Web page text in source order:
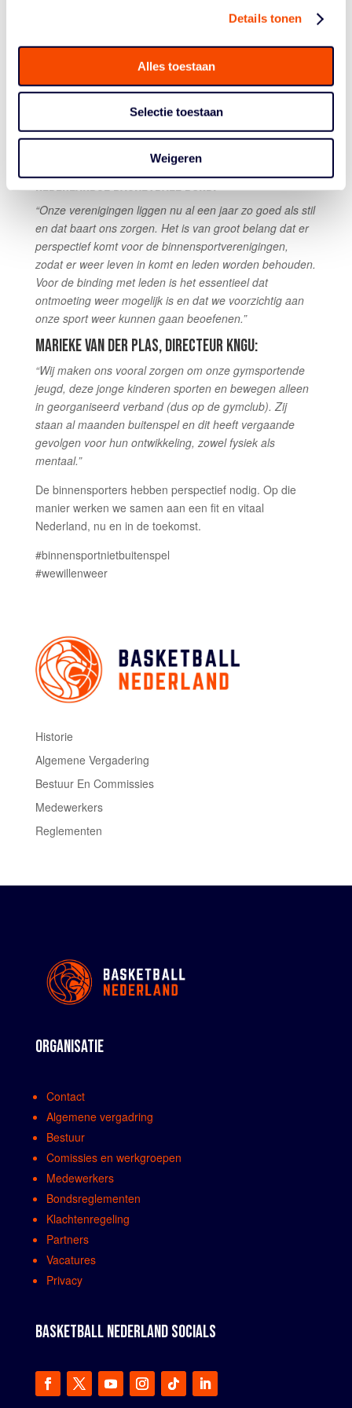
Details tonen
Alles toestaan
Selectie toestaan
Weigeren
hebben voor de helft van sportend Nederland die nu
brief staan klaar met alle binnensportsportclubs,
zwembaden, sport- en dansscholen om ook deze groep
een gezond en veilig sportaanbod te bieden en zo ook
deze sportinfrastructuur levend te houden. Dat hoeft niet
verminderde risico door het vaccineren en testen.
SIMONE VOLMER, ALGEMEEN DIRECTEUR
NEDERLANDSE BASKETBALL BOND:
“Onze verenigingen liggen nu al een jaar zo goed als stil
en dat baart ons zorgen. Het is van groot belang dat er
perspectief komt voor de binnensportverenigingen,
zodat er weer leven in komt en leden worden behouden.
Voor de binding met leden is het essentieel dat
ontmoeting weer mogelijk is en dat we voorzichtig aan
onze sport weer kunnen gaan beoefenen.”
MARIEKE VAN DER PLAS, DIRECTEUR KNGU:
“Wij maken ons vooral zorgen om onze gymsportende
jeugd, deze jonge kinderen sporten en bewegen alleen
in georganiseerd verband (dus op de gymclub). Zij
staan al maanden buitenspel en dit heeft vergaande
gevolgen voor hun ontwikkeling, zowel fysiek als
mentaal.”
De binnensporters hebben perspectief nodig. Op die
manier werken we samen aan een fit en vitaal
Nederland, nu en in de toekomst.
#binnensportnietbuitenspel
#wewillenweer
Historie
Algemene Vergadering
Bestuur En Commissies
Medewerkers
Reglementen
ORGANISATIE
Contact
Algemene vergadring
Bestuur
Comissies en werkgroepen
Medewerkers
Bondsreglementen
Klachtenregeling
Partners
Vacatures
Privacy
BASKETBALL NEDERLAND SOCIALS